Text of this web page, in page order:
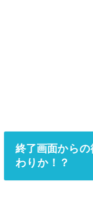
終了画面から
わりか！？